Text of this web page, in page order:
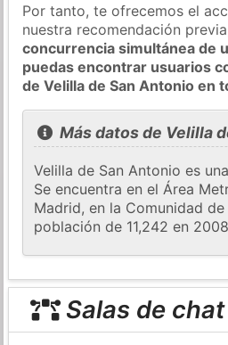
Por tanto, te ofrecemos el
nuestra recomendación
concurrencia simultánea de
puedas encontrar usuarios
de Velilla de San Antonio en
Más datos de Velilla
Velilla de San Antonio es
Se encuentra en el Área
Madrid, en la Comunidad
población de 11,242 en
Salas de